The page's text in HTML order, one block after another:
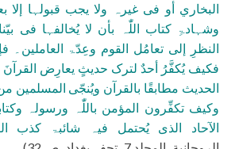
البخاري أو فی غیرہ ولا یجب قبولہا إلا
وشہادۃِ کتاب اللّٰہ بأن لا یُخالفہا فی
النظرِ إلی تعامُل القوم وعِدّۃ العاملین۔
فکیف یُکفَّرُ أحدٌ لترک حدیثٍ یعارِض القرآنَ
الحدیث مطابقًا بالقرآن ویُنجّی المسلمین
وکیف تکفِّرون المؤمن باللّٰہ ورسولہ
الآحاد الذی یُحتمل فیہ شائبۃ کذب